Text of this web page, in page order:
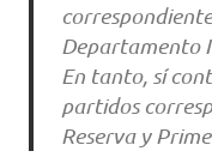
Departamento
En tanto, sí
partidos
Reserva y